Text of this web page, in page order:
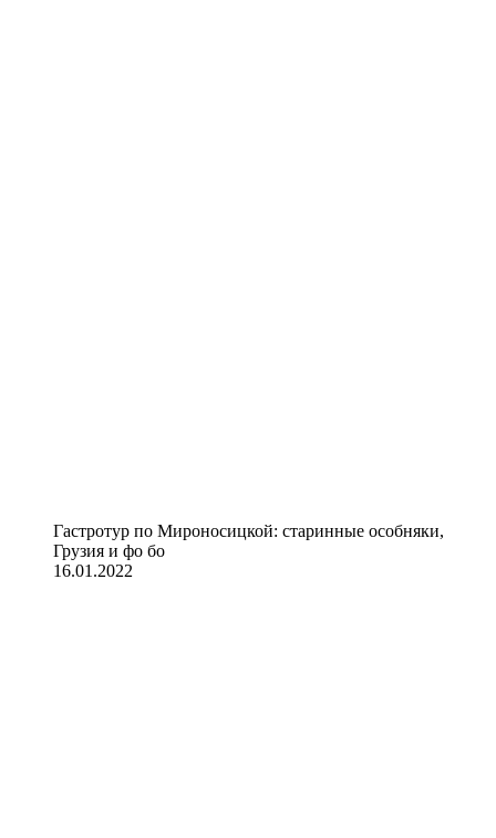
Гастротур по Мироносицкой: старинные особняки,
Грузия и фо бо
16.01.2022